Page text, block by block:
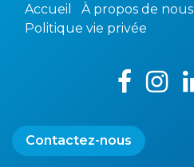
Accueil À propos de nous
Politique vie privée
Contactez-nous